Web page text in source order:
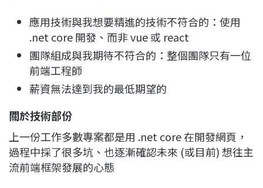
應用技術與我想要精進的技術不符合的：使用
.net core 開發、而非 vue 或 react
團隊組成與我期待不符合的：整個團隊只有一位
前端工程師
薪資無法達到我的最低期望的
關於技術部份
上一份工作多數專案都是用 .net core 在開發網頁，
過程中採了很多坑、也逐漸確認未來 (或目前) 想往主
流前端框架發展的心態